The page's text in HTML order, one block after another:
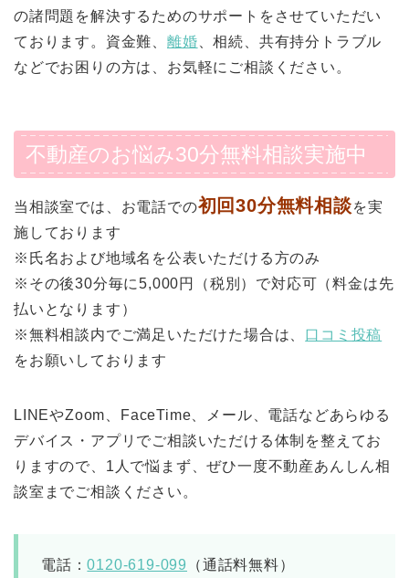
の諸問題を解決するためのサポートをさせていただい
ております。資金難、 離婚 、相続、共有持分トラブル
などでお困りの方は、お気軽にご相談ください。
不動産のお悩み30分無料相談実施中
当相談室では、お電話での初回30分無料相談を実
施しております
※氏名および地域名を公表いただける方のみ
※その後30分毎に5,000円（税別）で対応可（料金は先
払いとなります）
※無料相談内でご満足いただけた場合は、 口コミ投稿
をお願いしております
LINEやZoom、FaceTime、メール、電話などあらゆる
デバイス・アプリでご相談いただける体制を整えてお
りますので、1人で悩まず、ぜひ一度不動産あんしん相
談室までご相談ください。
電話：0120-619-099 （通話料無料）